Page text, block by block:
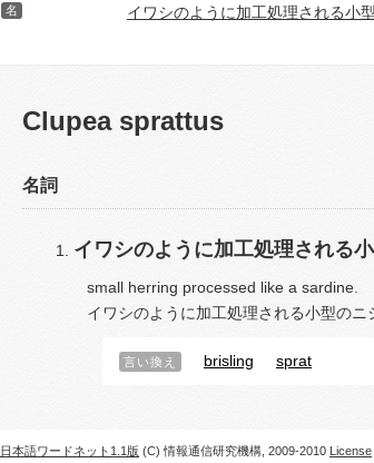
名 イワシのように加工処理される小
Clupea sprattus
名詞
イワシのように加工処理される
small herring processed like a sardine.
イワシのように加工処理される小型のニ
言い換え brisling sprat
日本語ワードネット1.1版 (C) 情報通信研究機構, 2009-2010 License